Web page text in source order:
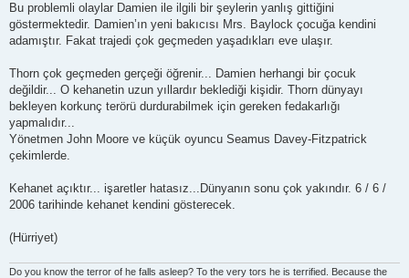
Bu problemli olaylar Damien ile ilgili bir şeylerin yanlış gittiğini
göstermektedir. Damien’ın yeni bakıcısı Mrs. Baylock çocuğa kendini
adamıştır. Fakat trajedi çok geçmeden yaşadıkları eve ulaşır.
Thorn çok geçmeden gerçeği öğrenir... Damien herhangi bir çocuk
değildir... O kehanetin uzun yıllardır beklediği kişidir. Thorn dünyayı
bekleyen korkunç terörü durdurabilmek için gereken fedakarlığı
yapmalıdır...
Yönetmen John Moore ve küçük oyuncu Seamus Davey-Fitzpatrick
çekimlerde.
Kehanet açıktır... işaretler hatasız...Dünyanın sonu çok yakındır. 6 / 6 /
2006 tarihinde kehanet kendini gösterecek.
(Hürriyet)
Do you know the terror of he falls asleep? To the very tors he is terrified. Because the